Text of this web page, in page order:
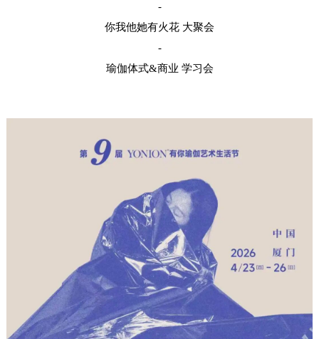
-
你我他她有火花 大聚会
-
瑜伽体式&商业 学习会